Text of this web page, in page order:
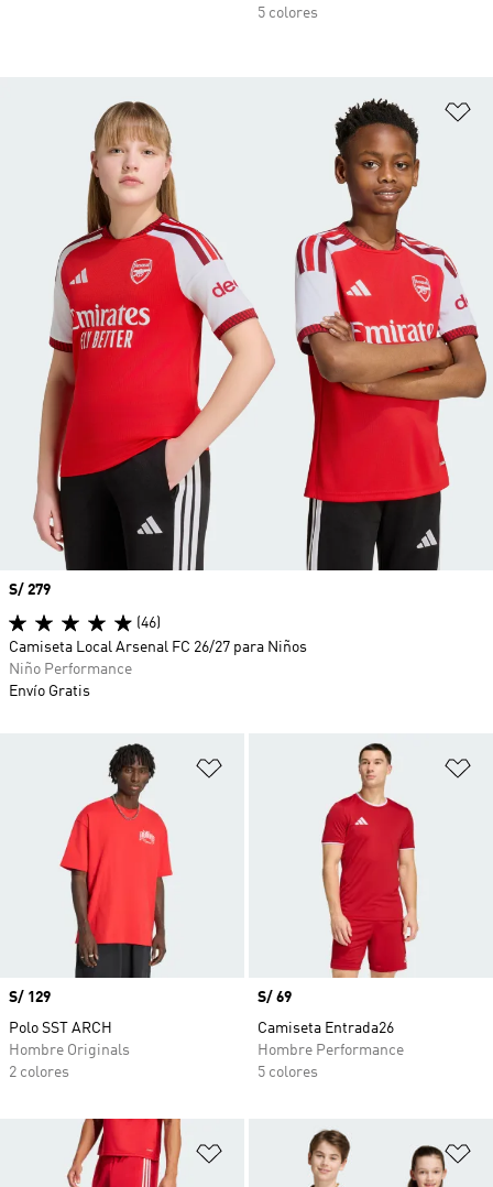
5 colores
Añadir a la lista de deseos
Precio
S/ 129
Polo SST ARCH
Hombre Originals
2 colores
Precio
S/ 69
Camiseta Entrada26
Hombre Performance
5 colores
Añadir a la lista de deseos
Precio
S/ 279
(46)
Camiseta Local Arsenal FC 26/27 para Niños
Niño Performance
Envío Gratis